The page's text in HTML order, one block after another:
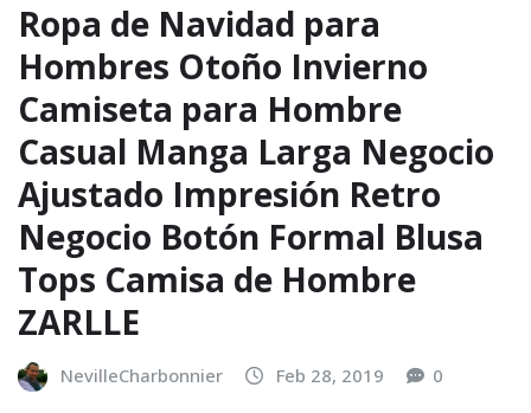
Ropa de Navidad para
Hombres Otoño Invierno
Camiseta para Hombre
Casual Manga Larga Negocio
Ajustado Impresión Retro
Negocio Botón Formal Blusa
Tops Camisa de Hombre
ZARLLE
NevilleCharbonnier Feb 28, 2019 0